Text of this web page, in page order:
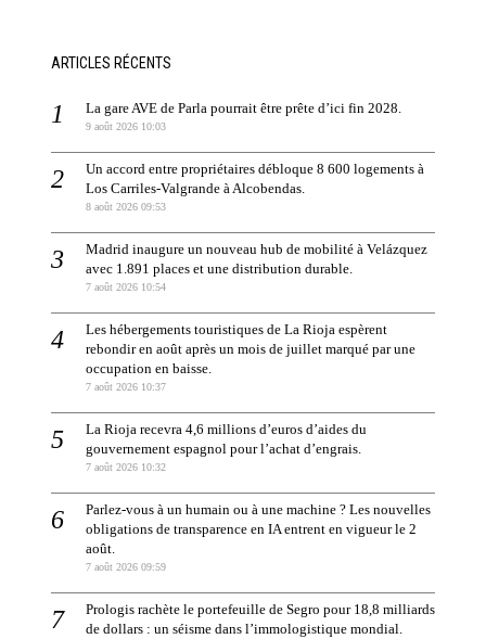
ARTICLES RÉCENTS
La gare AVE de Parla pourrait être prête d’ici fin 2028.
9 août 2026 10:03
Un accord entre propriétaires débloque 8 600 logements à
Los Carriles-Valgrande à Alcobendas.
8 août 2026 09:53
Madrid inaugure un nouveau hub de mobilité à Velázquez
avec 1.891 places et une distribution durable.
7 août 2026 10:54
Les hébergements touristiques de La Rioja espèrent
rebondir en août après un mois de juillet marqué par une
occupation en baisse.
7 août 2026 10:37
La Rioja recevra 4,6 millions d’euros d’aides du
gouvernement espagnol pour l’achat d’engrais.
7 août 2026 10:32
Parlez-vous à un humain ou à une machine ? Les nouvelles
obligations de transparence en IA entrent en vigueur le 2
août.
7 août 2026 09:59
Prologis rachète le portefeuille de Segro pour 18,8 milliards
de dollars : un séisme dans l’immologistique mondial.